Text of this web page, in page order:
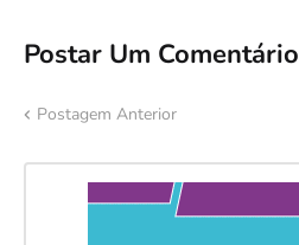
Postar Um Comentário
Postagem Anterior